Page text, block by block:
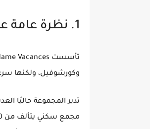
1. نظرة عامة على Madame Vacances ودورها في قطاع السياحة
تأسست Vacances
وكورشوفيل، ولكنها
تدير المجموعة حاليًا
مجمع سكني يتألف من 100